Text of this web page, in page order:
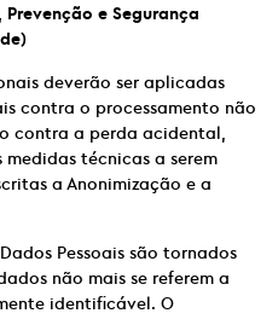
e Segurança
deverão ser aplicadas
contra o processamento não
contra a perda acidental,
técnicas a serem
a Anonimização e a
Pessoais são tornados
não mais se referem a
identificável. O